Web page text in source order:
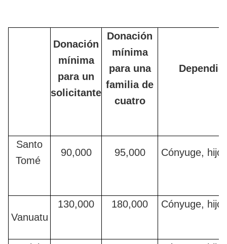
Donación
mínima
para un
solicitante
Donación
mínima
para una
familia de
cuatro
Santo
Tomé
90,000 95,000 Cónyuge,
Vanuatu
130,000 180,000 Cónyuge,